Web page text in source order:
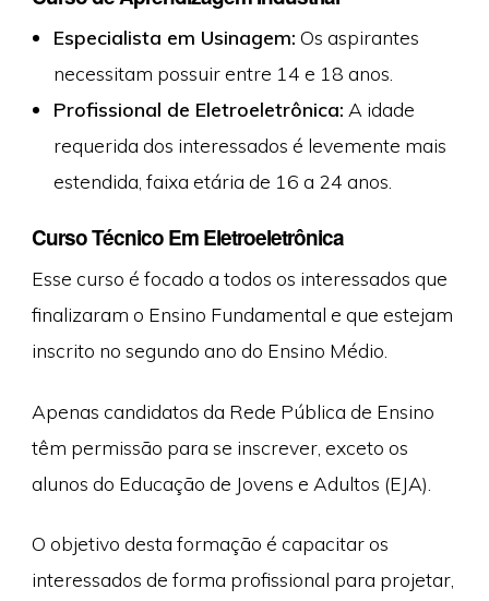
Especialista em Usinagem: Os aspirantes
necessitam possuir entre 14 e 18 anos.
Profissional de Eletroeletrônica: A idade
requerida dos interessados é levemente mais
estendida, faixa etária de 16 a 24 anos.
Curso Técnico Em Eletroeletrônica
Esse curso é focado a todos os interessados que
finalizaram o Ensino Fundamental e que estejam
inscrito no segundo ano do Ensino Médio.
Apenas candidatos da Rede Pública de Ensino
têm permissão para se inscrever, exceto os
alunos do Educação de Jovens e Adultos (EJA).
O objetivo desta formação é capacitar os
interessados de forma profissional para projetar,